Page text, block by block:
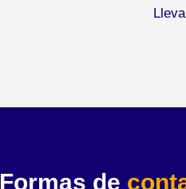
Formas de